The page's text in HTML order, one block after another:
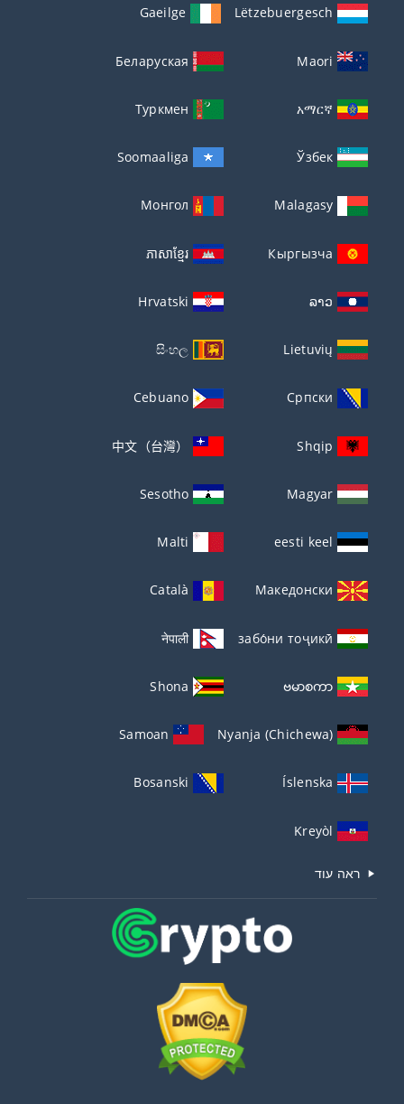
Lëtzebuergesch
Gaeilge
Maori
Беларуская
አማርኛ
Туркмен
Ўзбек
Soomaaliga
Malagasy
Монгол
Кыргызча
ភាសាខ្មែរ
ລາວ
Hrvatski
Lietuvių
සිංහල
Српски
Cebuano
Shqip
中文（台灣）
Magyar
Sesotho
eesti keel
Malti
Македонски
Català
забо́ни тоҷикӣ́
नेपाली
ဗမာစကာ
Shona
Nyanja (Chichewa)
Samoan
Íslenska
Bosanski
Kreyòl
ראה עוד